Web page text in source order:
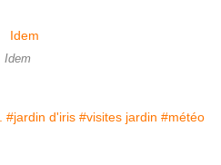
Idem
#jardin d'iris #visites jardin #météo